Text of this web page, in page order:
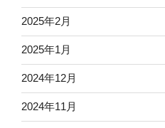
2025年2月
2025年1月
2024年12月
2024年11月